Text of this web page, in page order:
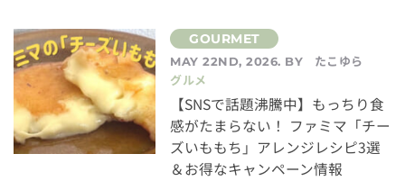
MAY 22ND, 2026. BY
たこゆら
グルメ
【SNSで話題沸騰中】もっちり食
感がたまらない！ ファミマ「チー
ズいももち」アレンジレシピ3選
＆お得なキャンペーン情報